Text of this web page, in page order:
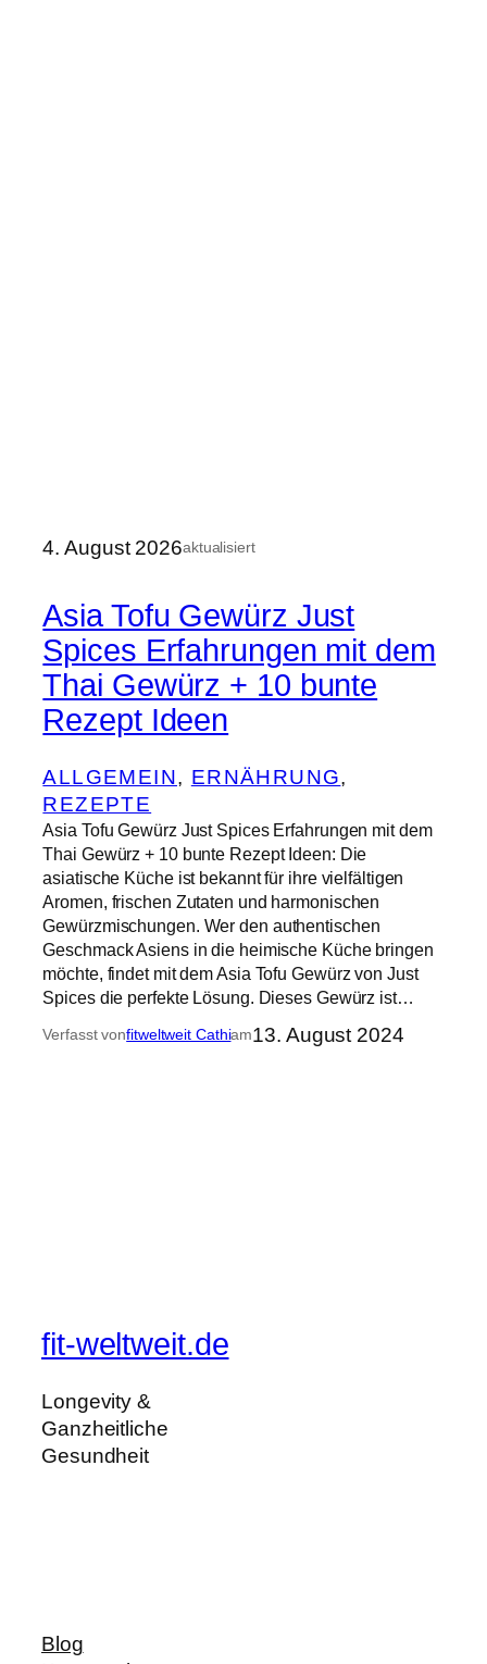
4. August 2026aktualisiert
Asia Tofu Gewürz Just
Spices Erfahrungen mit dem
Thai Gewürz + 10 bunte
Rezept Ideen
ALLGEMEIN, ERNÄHRUNG
REZEPTE
Asia Tofu Gewürz Just Spices Erfahrungen mit dem
Thai Gewürz + 10 bunte Rezept Ideen: Die
asiatische Küche ist bekannt für ihre vielfältigen
Aromen, frischen Zutaten und harmonischen
Gewürzmischungen. Wer den authentischen
Geschmack Asiens in die heimische Küche bringen
möchte, findet mit dem Asia Tofu Gewürz von Just
Spices die perfekte Lösung. Dieses Gewürz ist…
Verfasst vonfitweltweit Cathiam13. August 2024
fit-weltweit.de
Longevity &
Ganzheitliche
Gesundheit
Blog